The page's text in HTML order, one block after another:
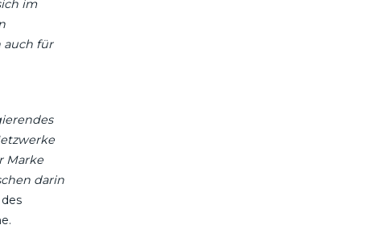
im
auch für
Marke
darin